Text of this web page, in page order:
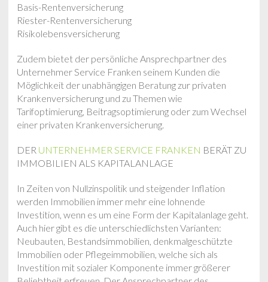
Basis-Rentenversicherung
Riester-Rentenversicherung
Risikolebensversicherung
Zudem bietet der persönliche Ansprechpartner des
Unternehmer Service Franken seinem Kunden die
Möglichkeit der unabhängigen Beratung zur privaten
Krankenversicherung und zu Themen wie
Tarifoptimierung, Beitragsoptimierung oder zum Wechsel
einer privaten Krankenversicherung.
DER UNTERNEHMER SERVICE FRANKEN BERÄT ZU
IMMOBILIEN ALS KAPITALANLAGE
In Zeiten von Nullzinspolitik und steigender Inflation
werden Immobilien immer mehr eine lohnende
Investition, wenn es um eine Form der Kapitalanlage geht.
Auch hier gibt es die unterschiedlichsten Varianten:
Neubauten, Bestandsimmobilien, denkmalgeschützte
Immobilien oder Pflegeimmobilien, welche sich als
Investition mit sozialer Komponente immer größerer